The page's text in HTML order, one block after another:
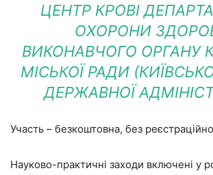
ЦЕНТР КРОВІ
ОХОРОНИ
ВИКОНАВЧОГО ОРГАНУ
МІСЬКОЇ РАДИ
ДЕРЖАВНОЇ
Участь – безкоштовна, без
Науково-практичні заходи включені у